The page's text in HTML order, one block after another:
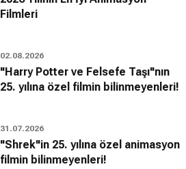
Filmleri
02.08.2026
"Harry Potter ve Felsefe Taşı"nın
25. yılına özel filmin bilinmeyenleri!
31.07.2026
"Shrek"in 25. yılına özel animasyon
filmin bilinmeyenleri!